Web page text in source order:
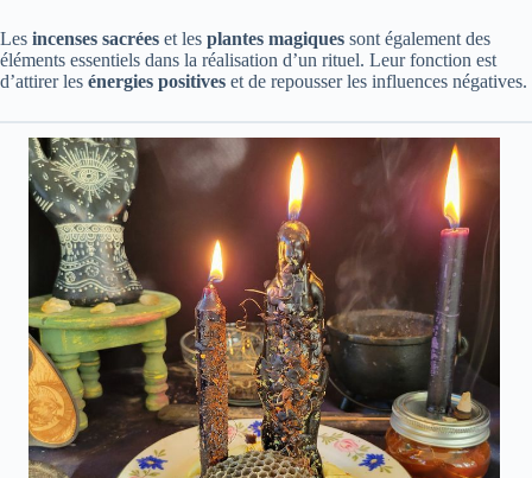
Les incenses sacrées et les plantes magiques sont également des
éléments essentiels dans la réalisation d’un rituel. Leur fonction est
d’attirer les énergies positives et de repousser les influences négatives.